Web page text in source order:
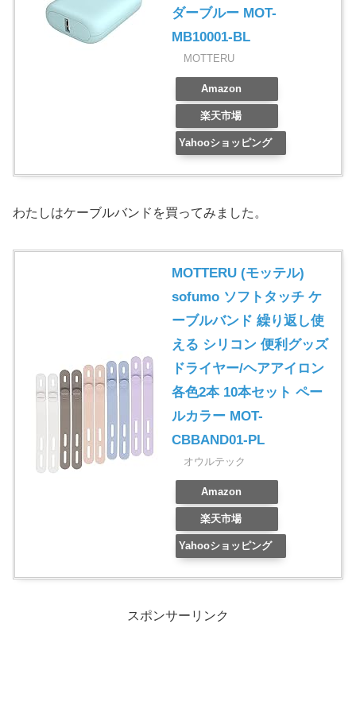
ダーブルー MOT-
MB10001-BL
MOTTERU
Amazon
楽天市場
Yahooショッピング
わたしはケーブルバンドを買ってみました。
MOTTERU (モッテル)
sofumo ソフトタッチ ケ
ーブルバンド 繰り返し使
える シリコン 便利グッズ
ドライヤー/ヘアアイロン
各色2本 10本セット ペー
ルカラー MOT-
CBBAND01-PL
オウルテック
Amazon
楽天市場
Yahooショッピング
スポンサーリンク